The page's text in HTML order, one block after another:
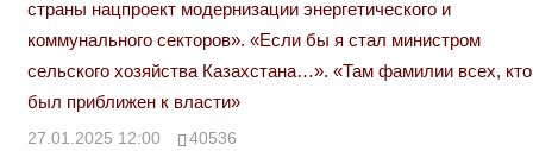
страны нацпроект модернизации энергетического и
коммунального секторов». «Если бы я стал министром
сельского хозяйства Казахстана…». «Там фамилии всех, кто
был приближен к власти»
27.01.2025 12:00 40536